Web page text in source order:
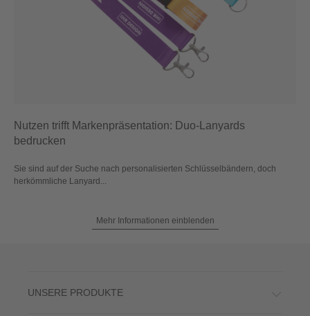
Nutzen trifft Markenpräsentation: Duo-Lanyards
bedrucken
Sie sind auf der Suche nach personalisierten Schlüsselbändern, doch
herkömmliche Lanyard...
Mehr Informationen einblenden
UNSERE PRODUKTE